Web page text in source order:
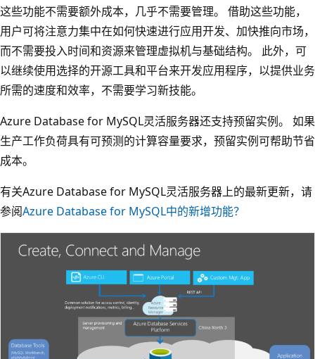
这些功能不需要额外成本，几乎不需要管理。 借助这些功能，
用户可将注意力集中在如何快速进行应用开发、加快推向市场，
而不需要投入时间和资源来管理虚拟机与基础结构。 此外，可
以继续使用选择的开源工具和平台来开发应用程序，以提供业务
所需的速度和效率，不需要学习新技能。
Azure Database for MySQL灵活服务器还支持预留实例。 如果
生产工作负荷具有可预测的计算容量要求，预留实例可帮助节省
成本。
有关Azure Database for MySQL灵活服务器上的最新更新，请
参阅Azure Database for MySQL中的新增功能？